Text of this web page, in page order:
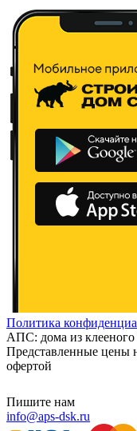
Политика
АПС: дома из
Представленные цены
офертой
Пишите нам
info@aps-dsk.ru